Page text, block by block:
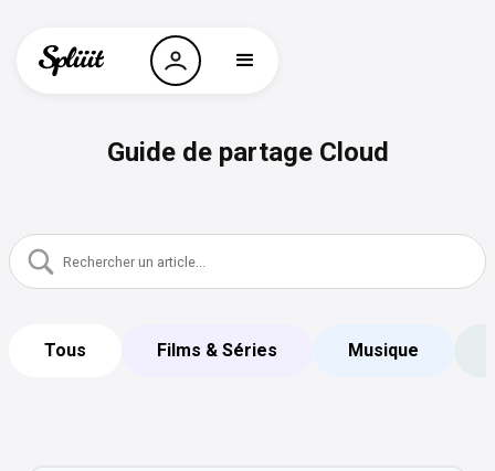
Guide de partage Cloud
Tous Films & Séries Musique